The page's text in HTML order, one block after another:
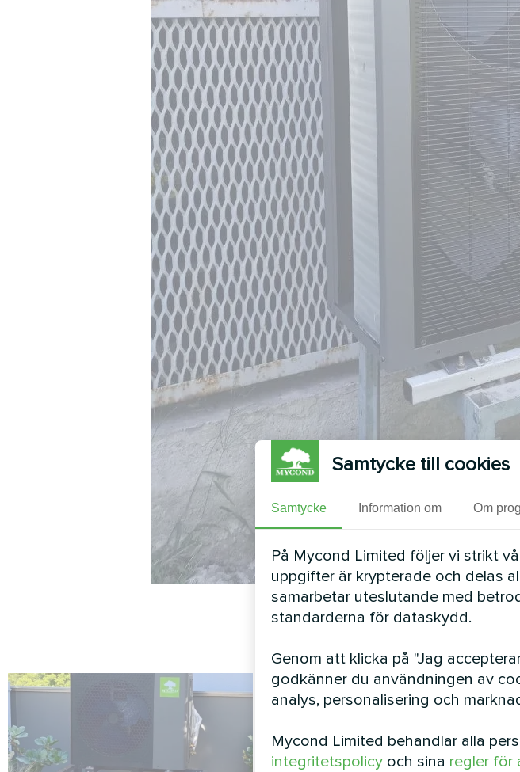
Samtycke till cookies
Samtycke Information om Om
På Mycond Limited följer vi strikt
uppgifter är krypterade och delas
samarbetar uteslutande med
standarderna för dataskydd.
Genom att klicka på "Jag
godkänner du användningen av
analys, personalisering och
Mycond Limited behandlar alla
integritetspolicy och sina regler för